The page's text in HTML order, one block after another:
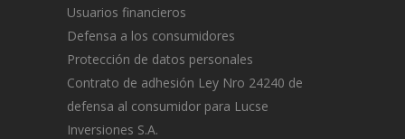
Usuarios financieros
Defensa a los consumidores
Protección de datos personales
Contrato de adhesión Ley Nro 24240 de
defensa al consumidor para Lucse
Inversiones S.A.